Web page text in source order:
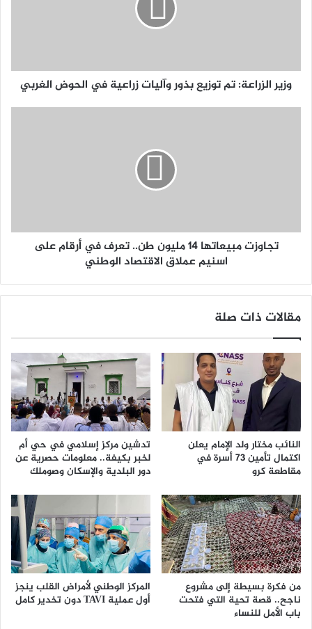
وزير الزراعة: تم توزيع بذور وآليات زراعية في الحوض الغربي
تجاوزت مبيعاتها 14 مليون طن.. تعرف في أرقام على
اسنيم عملاق الاقتصاد الوطني
مقالات ذات صلة
النائب مختار ولد الإمام يعلن
اكتمال تأمين 73 أسرة في
مقاطعة كرو
تدشين مركز إسلامي في حي أم
لخبر بكيفة.. معلومات حصرية عن
دور البلدية والإسكان وصوملك
من فكرة بسيطة إلى مشروع
ناجح.. قصة تحية التي فتحت
باب الأمل للنساء
المركز الوطني لأمراض القلب ينجز
أول عملية TAVI دون تخدير كامل